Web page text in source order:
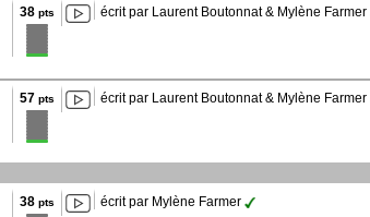
38 pts écrit par Laurent Boutonnat & Mylène Farmer
57 pts écrit par Laurent Boutonnat & Mylène Farmer
38 pts écrit par Mylène Farmer